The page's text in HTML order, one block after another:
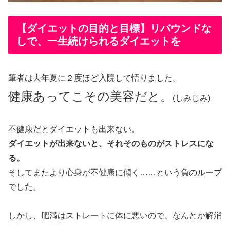
【ダイエットの目的と目標】リバウンドな
しで、一生続けられるダイエットを
筆者は去年夏に２度ほど入院して悟りました。
健康あってこその美容だと。 (しみじみ)
不健康だとダイエットも出来ない。
ダイエットが出来ないと、それそのものがストレスにな
る。
そしてまたより心身が不健康に傾く……という負のループ
でした。
しかし、肥満はストレートに体に悪いので、なんとか解消